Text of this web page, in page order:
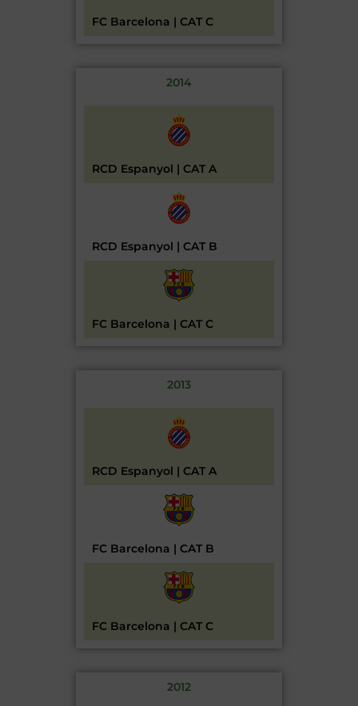
FC Barcelona | CAT C
2014
RCD Espanyol | CAT A
RCD Espanyol | CAT B
FC Barcelona | CAT C
2013
RCD Espanyol | CAT A
FC Barcelona | CAT B
FC Barcelona | CAT C
2012